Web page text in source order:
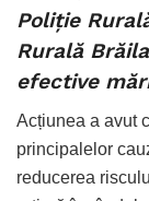
Poliție
Rurală
efective
Acțiunea a avut
principalelor
reducerea